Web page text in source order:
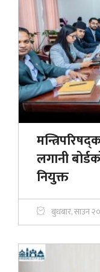
लगानी
नियुक्त
बुधबार, साउन